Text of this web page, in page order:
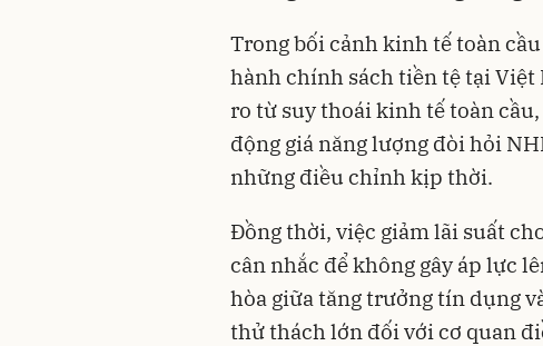
Trong bối cảnh kinh tế toàn
hành chính sách tiền tệ tại
ro từ suy thoái kinh tế toàn
động giá năng lượng đòi hỏi
những điều chỉnh kịp thời.
Đồng thời, việc giảm lãi suất
cân nhắc để không gây áp lực
hòa giữa tăng trưởng tín dụng
thử thách lớn đối với cơ quan